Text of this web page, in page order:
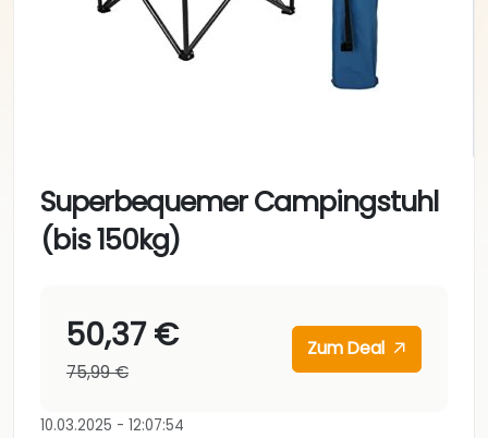
Superbequemer Campingstuhl
(bis 150kg)
50,37 €
75,99 €
Zum Deal
10.03.2025 - 12:07:54